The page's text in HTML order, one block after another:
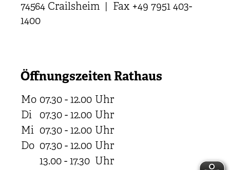
74564 Crailsheim | Fax +49 7951 403-
1400
Öffnungszeiten Rathaus
Mo 07.30 - 12.00 Uhr
Di
07.30 - 12.00 Uhr
Mi 07.30 - 12.00 Uhr
Do 07.30 - 12.00 Uhr
13.00 - 17.30 Uhr